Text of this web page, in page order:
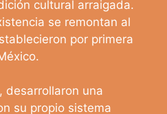
cultural arraigada.
se remontan al
por primera
desarrollaron una
su propio sistema